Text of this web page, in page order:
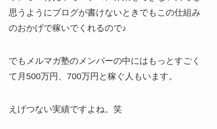
思うようにブログが書けないときでもこの仕組み
のおかげで稼いでくれるので♪
でもメルマガ塾のメンバーの中にはもっとすごく
て月500万円、700万円と稼ぐ人もいます。
えげつない実績ですよね。笑